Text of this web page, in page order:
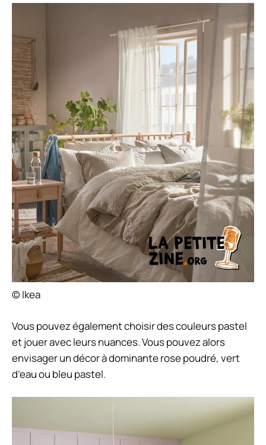
© Ikea
Vous pouvez également choisir des couleurs pastel
et jouer avec leurs nuances. Vous pouvez alors
envisager un décor à dominante rose poudré, vert
d’eau ou bleu pastel.